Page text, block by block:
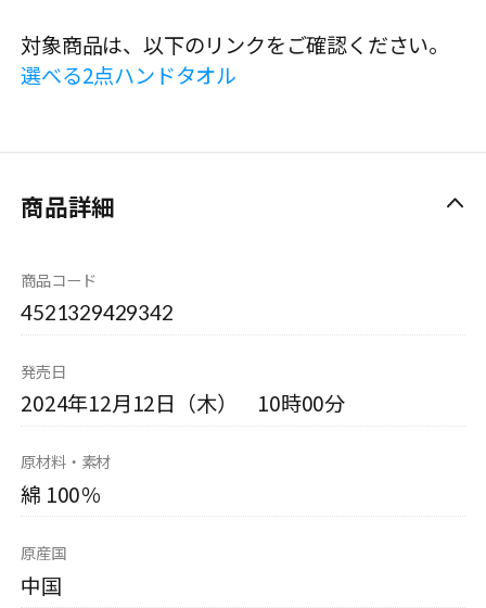
対象商品は、以下のリンクをご確認ください。
選べる2点ハンドタオル
商品詳細
商品コード
4521329429342
発売日
2024年12月12日（木） 10時00分
原材料・素材
綿 100％
原産国
中国